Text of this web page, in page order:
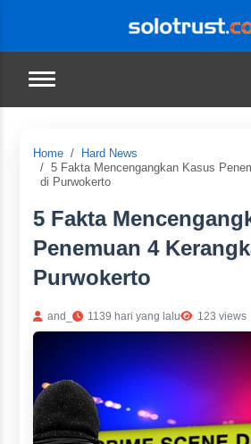
Home
Hard News
5 Fakta Mencengangkan Kasus
di Purwokerto
5 Fakta
Penemuan 4
Purwokerto
and_ 1139 hari yang lalu 123 views